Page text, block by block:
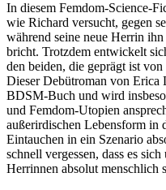
In diesem Femdom-Science-
wie Richard versucht, gegen
während seine neue Herrin
bricht. Trotzdem entwickelt
den beiden, die geprägt ist
Dieser Debütroman von Erica
BDSM-Buch und wird
und Femdom-Utopien
außerirdischen Lebensform in
Eintauchen in ein Szenario
schnell vergessen, dass es
Herrinnen absolut menschlich